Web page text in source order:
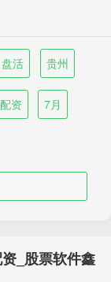
盘活 贵州
资 7月
_股票软件鑫